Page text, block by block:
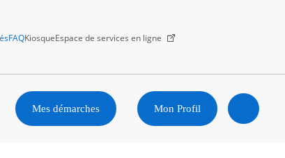
FAQKiosqueEspace de services en ligne
Mes démarches Mon Profil